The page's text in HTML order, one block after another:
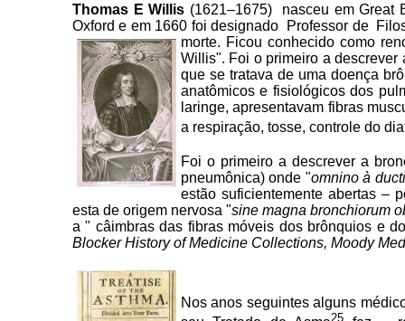
Thomas E Willis (1621–1675) nasceu em Great
Oxford e em 1660 foi designado Professor de
morte. Ficou conhecido como
Willis". Foi o primeiro a descrever
que se tratava de uma doença
anatômicos e fisiológicos dos
laringe, apresentavam fibras
a respiração, tosse, controle do
Foi o primeiro a descrever a
pneumônica) onde "omnino à
estão suficientemente abertas –
esta de origem nervosa "sine magna bronchiorum
a " câimbras das fibras móveis dos brônquios e
Blocker History of Medicine Collections, Moody
Nos anos seguintes alguns
25